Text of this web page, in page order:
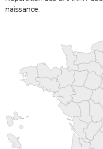
naissance.